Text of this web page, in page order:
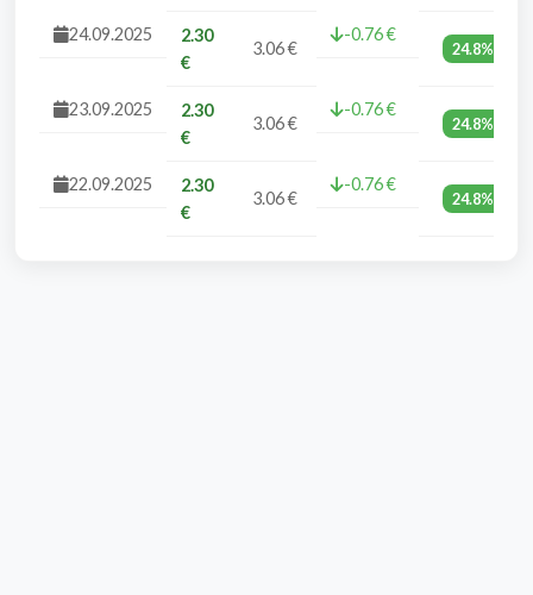
24.09.2025
2.30
€
3.06 €
-0.76 €
24.8%
23.09.2025
2.30
€
3.06 €
-0.76 €
24.8%
22.09.2025
2.30
€
3.06 €
-0.76 €
24.8%